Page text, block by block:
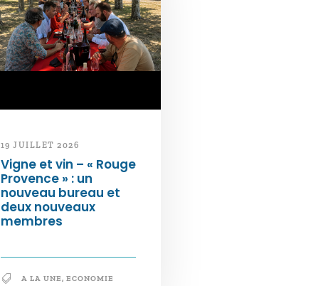
19 JUILLET 2026
Vigne et vin – « Rouge
Provence » : un
nouveau bureau et
deux nouveaux
membres
A LA UNE, ECONOMIE